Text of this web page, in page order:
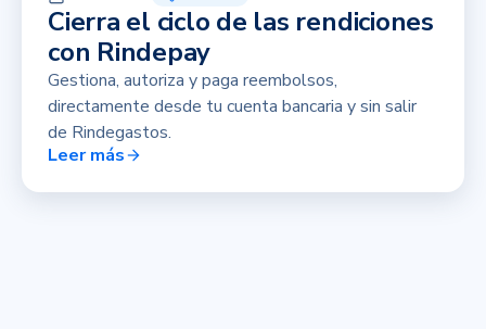
Cierra el ciclo de las rendiciones
con Rindepay
Gestiona, autoriza y paga reembolsos,
directamente desde tu cuenta bancaria y sin salir
de Rindegastos.
Leer más